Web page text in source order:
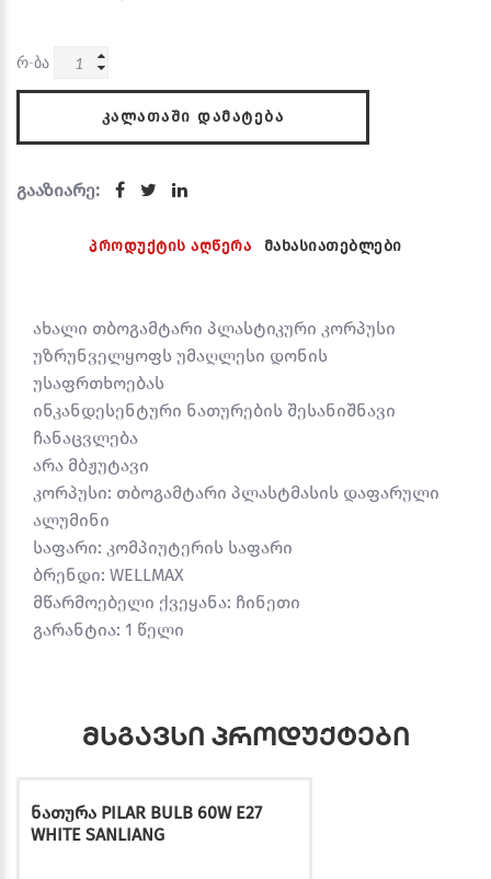
რ-ბა
ᲙᲐᲚᲐᲗᲐᲨᲘ ᲓᲐᲛᲐᲢᲔᲑᲐ
გააზიარე:
პროდუქტის აღწერა მახასიათებლები
ახალი თბოგამტარი პლასტიკური კორპუსი
უზრუნველყოფს უმაღლესი დონის
უსაფრთხოებას
ინკანდესენტური ნათურების შესანიშნავი
ჩანაცვლება
არა მბჟუტავი
კორპუსი: თბოგამტარი პლასტმასის დაფარული
ალუმინი
საფარი: კომპიუტერის საფარი
ბრენდი: WELLMAX
მწარმოებელი ქვეყანა: ჩინეთი
გარანტია: 1 წელი
მსგავსი პროდუქტები
ნათურა PILAR BULB 60W E27
WHITE SANLIANG